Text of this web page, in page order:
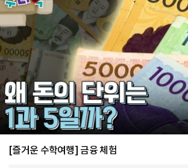
[즐거운 수학여행] 금융 체험